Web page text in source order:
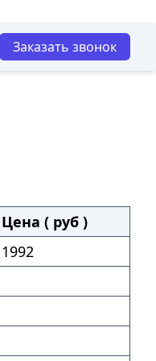
Заказать звонок
Цена ( руб )
1992